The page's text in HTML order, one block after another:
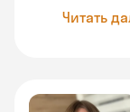
Читать